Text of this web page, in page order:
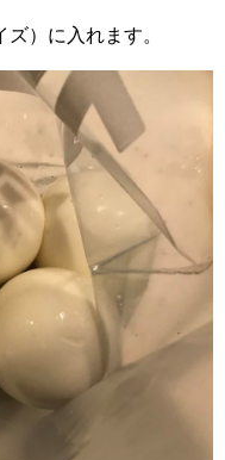
）に入れます。